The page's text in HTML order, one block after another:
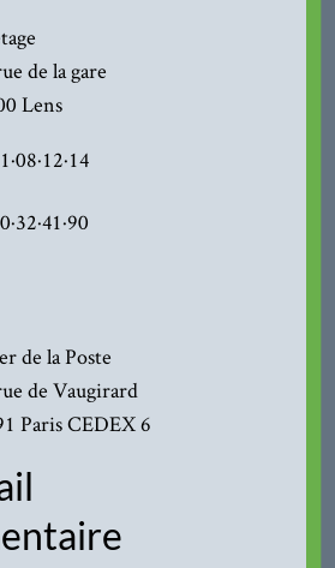
de la gare
Lens
de la Poste
de Vaugirard
Paris CEDEX 6